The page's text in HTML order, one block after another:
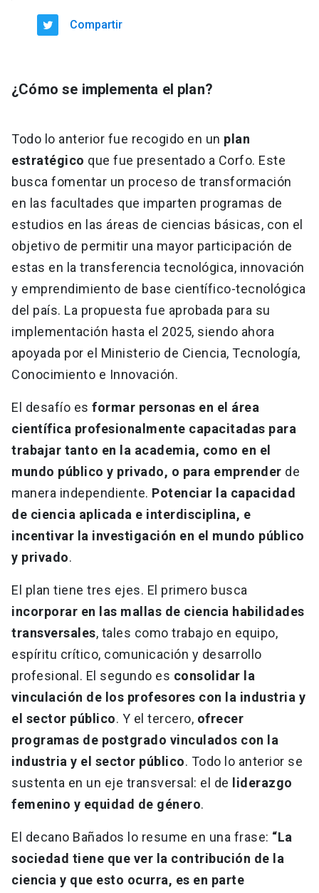
Compartir
¿Cómo se implementa el plan?
Todo lo anterior fue recogido en un plan
estratégico que fue presentado a Corfo. Este
busca fomentar un proceso de transformación
en las facultades que imparten programas de
estudios en las áreas de ciencias básicas, con el
objetivo de permitir una mayor participación de
estas en la transferencia tecnológica, innovación
y emprendimiento de base científico-tecnológica
del país. La propuesta fue aprobada para su
implementación hasta el 2025, siendo ahora
apoyada por el Ministerio de Ciencia, Tecnología,
Conocimiento e Innovación.
El desafío es formar personas en el área
científica profesionalmente capacitadas para
trabajar tanto en la academia, como en el
mundo público y privado, o para emprender de
manera independiente. Potenciar la capacidad
de ciencia aplicada e interdisciplina, e
incentivar la investigación en el mundo público
y privado.
El plan tiene tres ejes. El primero busca
incorporar en las mallas de ciencia habilidades
transversales, tales como trabajo en equipo,
espíritu crítico, comunicación y desarrollo
profesional. El segundo es consolidar la
vinculación de los profesores con la industria y
el sector público. Y el tercero, ofrecer
programas de postgrado vinculados con la
industria y el sector público. Todo lo anterior se
sustenta en un eje transversal: el de
liderazgo
femenino y equidad de género.
El decano Bañados lo resume en una frase: “La
sociedad tiene que ver la contribución de la
ciencia y que esto ocurra, es en parte